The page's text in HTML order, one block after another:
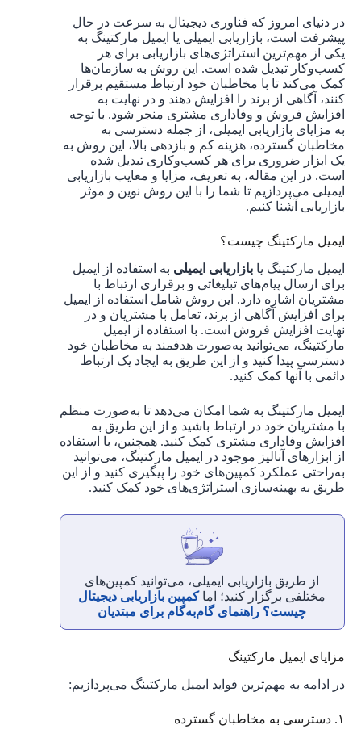
در دنیای امروز که فناوری دیجیتال به سرعت در حال
پیشرفت است، بازاریابی ایمیلی یا ایمیل مارکتینگ به
یکی از مهم‌ترین استراتژی‌های بازاریابی برای هر
کسب‌وکار تبدیل شده است. این روش به سازمان‌ها
کمک می‌کند تا با مخاطبان خود ارتباط مستقیم برقرار
کنند، آگاهی از برند را افزایش دهند و در نهایت به
افزایش فروش و وفاداری مشتری منجر شود. با توجه
به مزایای بازاریابی ایمیلی، از جمله دسترسی به
مخاطبان گسترده، هزینه کم و بازدهی بالا، این روش به
یک ابزار ضروری برای هر کسب‌وکاری تبدیل شده
است. در این مقاله، به تعریف، مزایا و معایب بازاریابی
ایمیلی می‌پردازیم تا شما را با این روش نوین و موثر
بازاریابی آشنا کنیم.
ایمیل مارکتینگ چیست؟
ایمیل مارکتینگ یا بازاریابی ایمیلی به استفاده از ایمیل
برای ارسال پیام‌های تبلیغاتی و برقراری ارتباط با
مشتریان اشاره دارد. این روش شامل استفاده از ایمیل
برای افزایش آگاهی از برند، تعامل با مشتریان و در
نهایت افزایش فروش است. با استفاده از ایمیل
مارکتینگ، می‌توانید به‌صورت هدفمند به مخاطبان خود
دسترسی پیدا کنید و از این طریق به ایجاد یک ارتباط
دائمی با آنها کمک کنید.
ایمیل مارکتینگ به شما امکان می‌دهد تا به‌صورت منظم
با مشتریان خود در ارتباط باشید و از این طریق به
افزایش وفاداری مشتری کمک کنید. همچنین، با استفاده
از ابزارهای آنالیز موجود در ایمیل مارکتینگ، می‌توانید
به‌راحتی عملکرد کمپین‌های خود را پیگیری کنید و از این
طریق به بهینه‌سازی استراتژی‌های خود کمک کنید.
از طریق بازاریابی ایمیلی، می‌توانید کمپین‌های
مختلفی برگزار کنید؛ اماکمپین بازاریابی دیجیتال
چیست؟ راهنمای گام‌به‌گام برای مبتدیان
مزایای ایمیل مارکتینگ
در ادامه به مهم‌ترین فواید ایمیل مارکتینگ می‌پردازیم:
۱. دسترسی به مخاطبان گسترده